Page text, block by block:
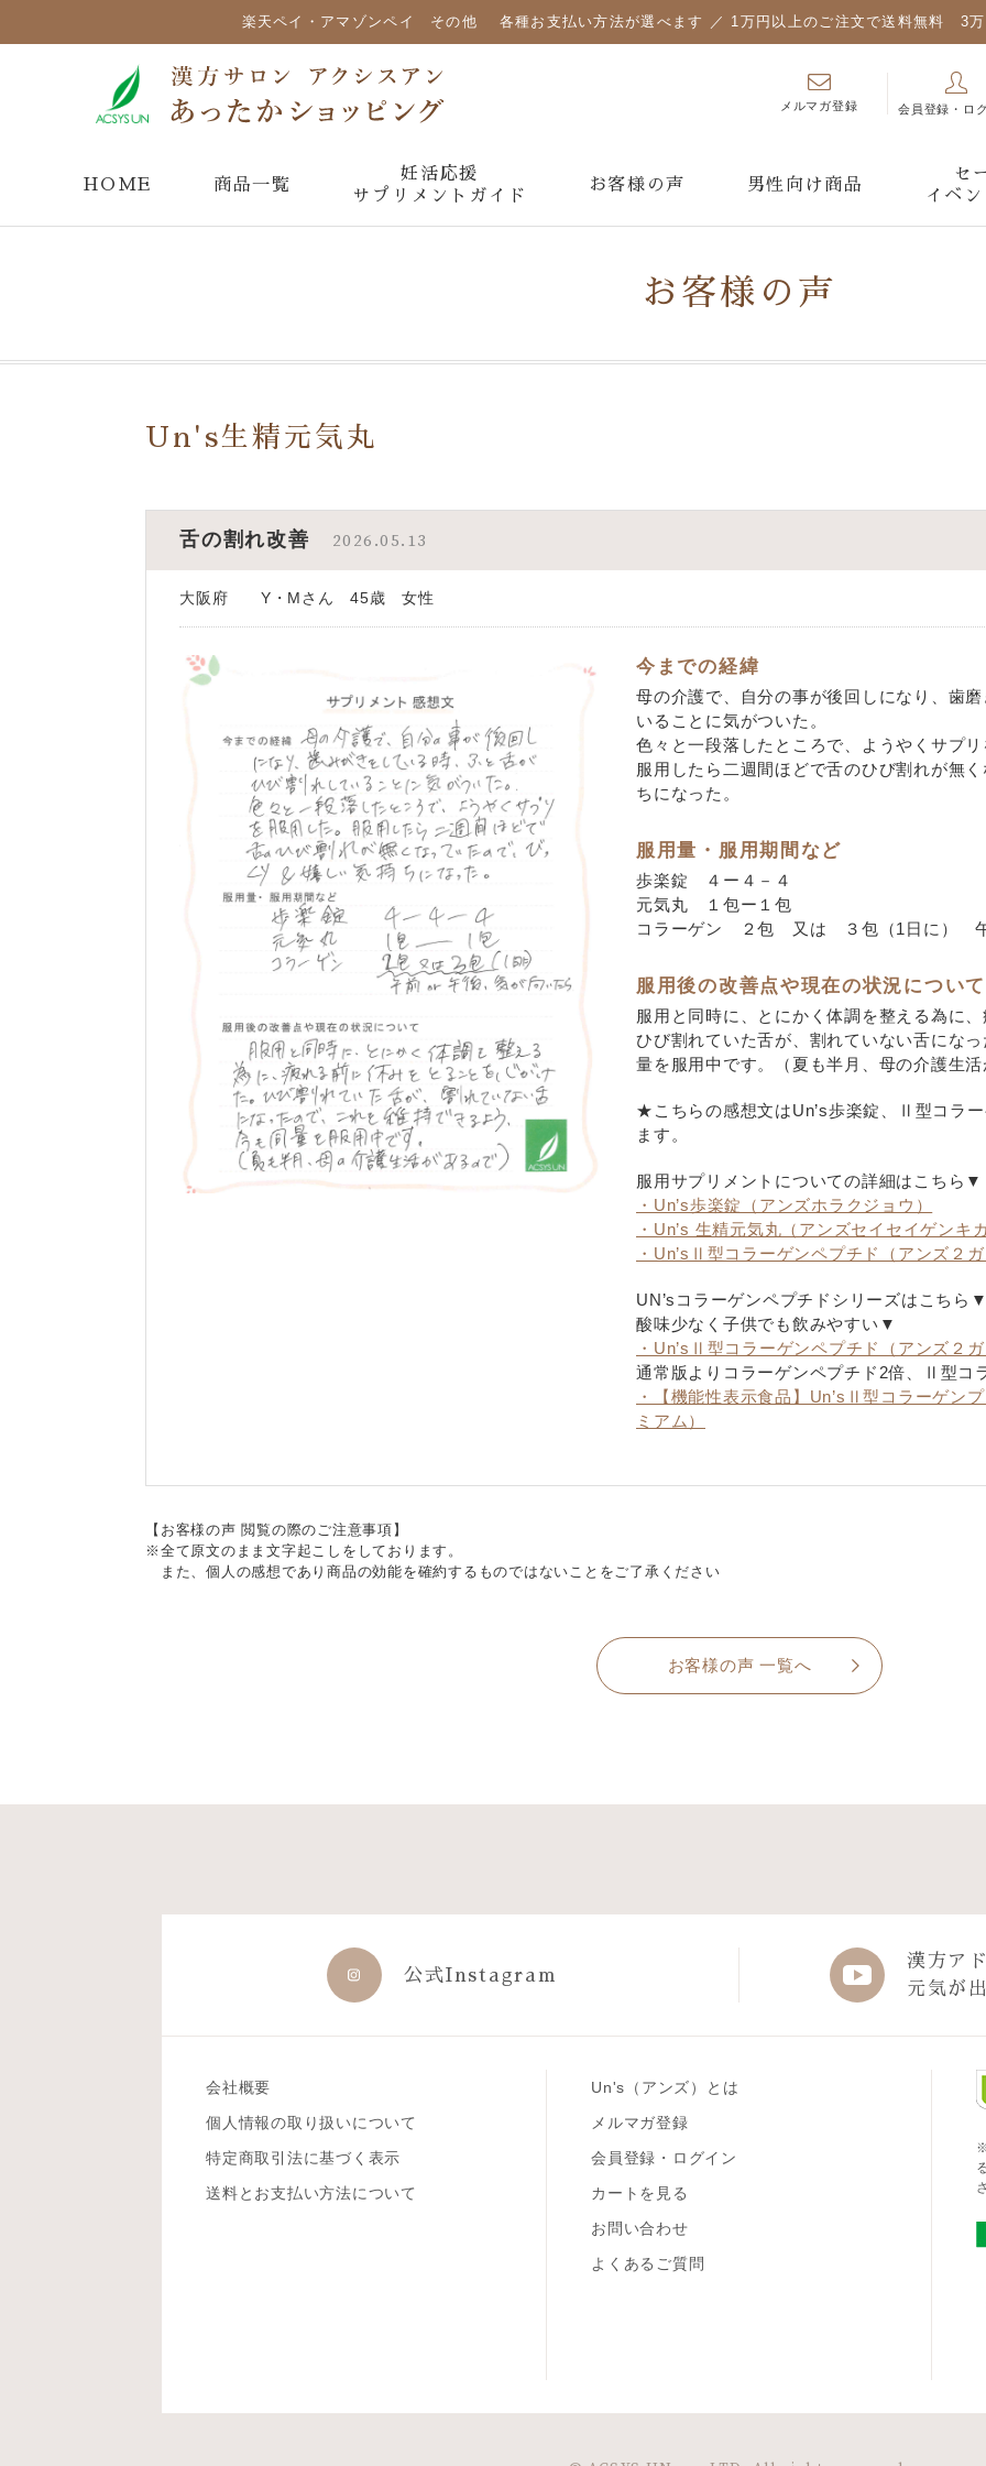
楽天ペイ・アマゾンペイ その他 各種お支払い方法が選べます ／ 1万円以上のご注文で送料無料 3万
メルマガ登録 会員登録・ロ
HOME 商品一覧
妊活応援
サプリメントガイド
お客様の声 男性向け商品
セ
イベ
お客様の声
Un's生精元気丸
舌の割れ改善 2026.05.13
大阪府 Y・Mさん 45歳 女性
今までの経緯
母の介護で、自分の事が後回しになり、歯
いることに気がついた。
色々と一段落したところで、ようやくサプリ
服用したら二週間ほどで舌のひび割れが無
ちになった。
服用量・服用期間など
歩楽錠 ４ー４－４
元気丸 １包ー１包
コラーゲン ２包 又は ３包（1日に） 午
服用後の改善点や現在の状況について
服用と同時に、とにかく体調を整える為に
ひび割れていた舌が、割れていない舌にな
量を服用中です。（夏も半月、母の介護生活
★こちらの感想文はUn’s歩楽錠、Ⅱ型コラ
ます。
服用サプリメントについての詳細はこちら▼
・Un’s歩楽錠（アンズホラクジョウ）
・Un’s 生精元気丸（アンズセイセイゲンキガ
・Un’sⅡ型コラーゲンペプチド（アンズ２
UN’sコラーゲンペプチドシリーズはこちら▼
酸味少なく子供でも飲みやすい▼
・Un’sⅡ型コラーゲンペプチド（アンズ２
通常版よりコラーゲンペプチド2倍、Ⅱ型コ
・【機能性表示食品】Un’sⅡ型コラーゲン
ミアム）
【お客様の声 閲覧の際のご注意事項】
※全て原文のまま文字起こしをしております。
また、個人の感想であり商品の効能を確約するものではないことをご了承ください
お客様の声 一覧へ
公式Instagram
漢方ア
元気が
会社概要
個人情報の取り扱いについて
特定商取引法に基づく表示
送料とお支払い方法について
Un's（アンズ）とは
メルマガ登録
会員登録・ログイン
カートを見る
お問い合わせ
よくあるご質問